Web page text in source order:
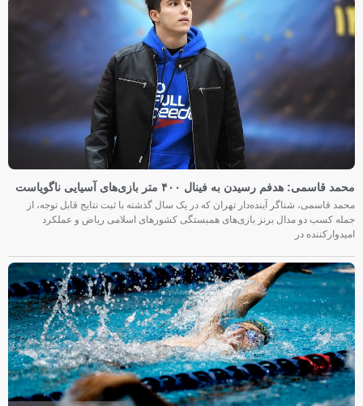
محمد قاسمی: هدفم رسیدن به فینال ۴۰۰ متر بازی‌های آسیایی ناگویاست
محمد قاسمی، شناگر آینده‌دار تهران که در یک سال گذشته با ثبت نتایج قابل توجه، از
جمله کسب دو مدال برنز بازی‌های همبستگی کشورهای اسلامی ریاض و عملکرد
امیدوارکننده در